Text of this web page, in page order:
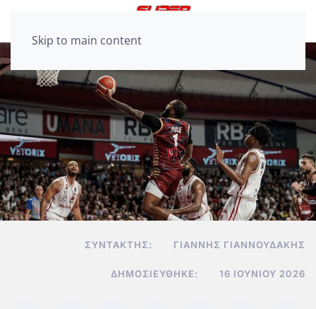
Skip to main content
ΣΥΝΤΆΚΤΗΣ: ΓΙΆΝΝΗΣ ΓΙΑΝΝΟΥΔΆΚΗΣ
ΔΗΜΟΣΙΕΎΘΗΚΕ: 16 ΙΟΥΝΊΟΥ 2026